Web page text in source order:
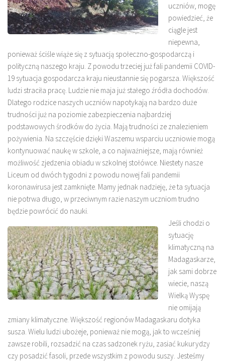
uczniów, mogę
powiedzieć, że
ciągle jest
niepewna,
ponieważ ściśle wiąże się z sytuacją społeczno-gospodarczą i
polityczną naszego kraju. Z powodu trzeciej już fali pandemii COVID-
19 sytuacja gospodarcza kraju nieustannie się pogarsza. Większość
ludzi straciła pracę. Ludzie nie maja już stałego źródła dochodów.
Dlatego rodzice naszych uczniów napotykają na bardzo duże
trudności już na poziomie zabezpieczenia najbardziej
podstawowych środków do życia. Mają trudności ze znalezieniem
pożywienia. Na szczęście dzięki Waszemu wsparciu uczniowie mogą
kontynuować naukę w szkole, a co najważniejsze, mają również
możliwość zjedzenia obiadu w szkolnej stołówce. Niestety nasze
Liceum od dwóch tygodni z powodu nowej fali pandemii
koronawirusa jest zamknięte. Mamy jednak nadzieję, że ta sytuacja
nie potrwa długo, w przeciwnym razie naszym uczniom trudno
będzie powrócić do nauki.
Jeśli chodzi o
sytuację
klimatyczną na
Madagaskarze,
jak sami dobrze
wiecie, naszą
Wielką Wyspę
nie omijają
zmiany klimatyczne. Większość regionów Madagaskaru dotyka
susza. Wielu ludzi ubożeje, ponieważ nie mogą, jak to wcześniej
zawsze robili, rozsadzić na czas sadzonek ryżu, zasiać kukurydzy
czy posadzić fasoli, przede wszystkim z powodu suszy. Jesteśmy